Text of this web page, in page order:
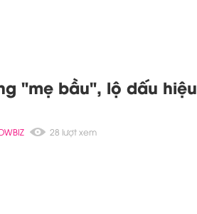
"mẹ bầu", lộ dấu hiệu
28 lượt xem